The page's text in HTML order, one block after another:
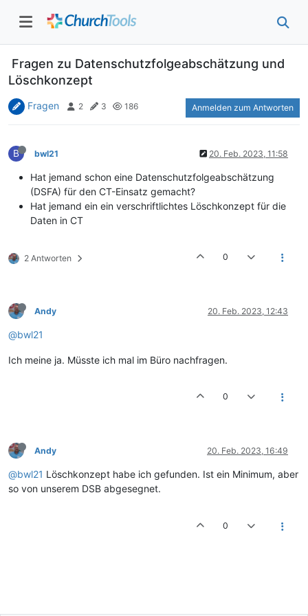
Fragen zu Datenschutzfolgeabschätzung und
Löschkonzept
Fragen 2 3 186 Anmelden zum Antworten
B bwl21 20. Feb. 2023, 11:58
Hat jemand schon eine Datenschutzfolgeabschätzung
(DSFA) für den CT-Einsatz gemacht?
Hat jemand ein ein verschriftlichtes Löschkonzept für die
Daten in CT
2 Antworten 0
Andy 20. Feb. 2023, 12:43
@bwl21
Ich meine ja. Müsste ich mal im Büro nachfragen.
0
Andy 20. Feb. 2023, 16:49
@bwl21 Löschkonzept habe ich gefunden. Ist ein Minimum, aber
so von unserem DSB abgesegnet.
0